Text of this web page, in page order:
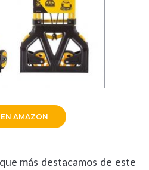
AMAZON
más destacamos de este